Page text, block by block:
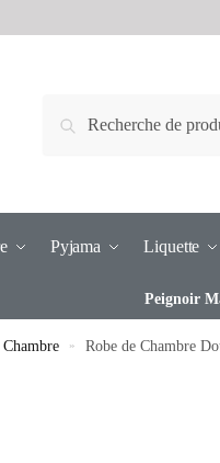
Recherche
Pyjama Liquette
Peignoir
» Robe de Chambre